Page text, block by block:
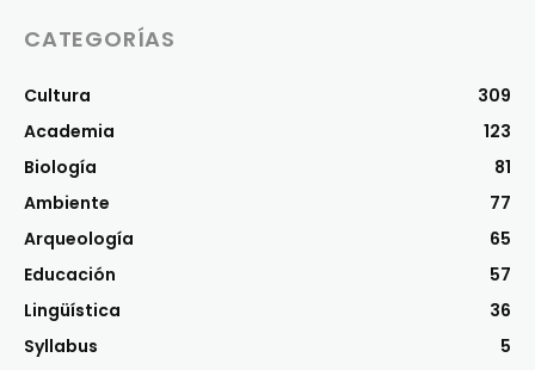
CATEGORÍAS
Cultura
309
Academia
123
Biología
81
Ambiente
77
Arqueología
65
Educación
57
Lingüística
36
Syllabus
5